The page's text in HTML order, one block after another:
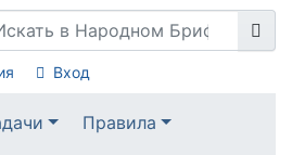
Вход
Правила